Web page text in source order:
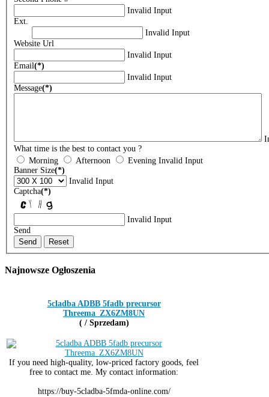
Invalid Input
Ext.
Invalid Input
Website Url
Invalid Input
Email(*)
Invalid Input
Message(*)
What time is the best to contact you ?
Morning
Afternoon Evening Invalid Input
Banner Size(*)
Invalid Input
Captcha(*)
Invalid Input
Send
Send
Reset
Najnowsze Ogłoszenia
5cladba ADBB 5fadb precursor
Threema_ZX6ZM8UN
( / Sprzedam)
If you need high-quality, low-priced factory goods, feel
free to contact me. My contact information:
https://buy-5cladba-5fmda-online.com/